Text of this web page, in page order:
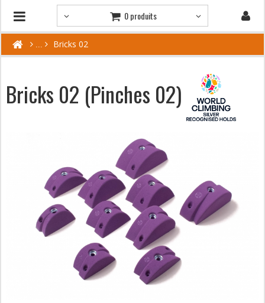
0 produits
Bricks 02
Bricks 02 (Pinches 02)